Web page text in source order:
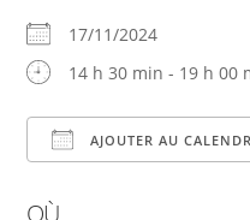
17/11/2024
14 h 30 min - 19 h 00
AJOUTER AU
OÙ